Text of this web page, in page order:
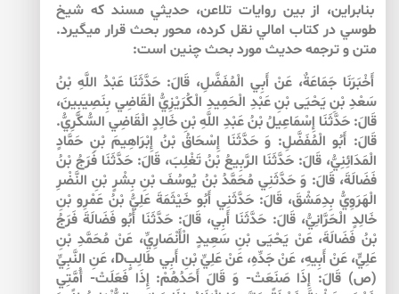
بنابراين، از بين روايات تلاعن، حديثي مسند كه شيخ
طوسي در كتاب امالي نقل كرده، محور بحث قرار مي­گيرد.
متن و ترجمه حديث مورد بحث چنين است:
أَخْبَرَنَا جَمَاعَةٌ، عَنْ أَبِي الْمُفَضَّلِ، قَالَ: حَدَّثَنَا عَبْدُ اللَّهِ بْنُ
سَعْدِ بْنِ يَحْيَى بْنِ عَبْدِ الْحَمِيدِ الْكُرَيْزِيُّ الْقَاضِي بِنَصِيبِينَ،
قَالَ: حَدَّثَنَا إِسْمَاعِيلُ بْنُ عَبْدِ اللَّهِ بْنِ خَالِدٍ الْقَاضِي السُّكَّرِيُّ.
قَالَ: أَبُو الْمُفَضَّلِ: وَ حَدَّثَنَا إِسْحَاقُ بْنُ إِبْرَاهِيمَ بْنِ حَمَّادٍ
الْمَدَائِنِيُّ، قَالَ: حَدَّثَنَا الرَّبِيعُ بْنُ تَغْلِبَ، قَالَ: حَدَّثَنَا فَرَجُ بْنُ
فَضَالَةَ، قَالَ: وَ حَدَّثَنِي مُحَمَّدُ بْنُ يُوسُفَ بْنِ بِشْرٍ بْنِ النَّضْرِ
الْهَرَوِيُّ بِدِمَشْقَ، قَالَ: حَدَّثَنِي أَبُو خَيْثَمَةَ عَلِيُّ بْنُ‏ عَمْرِو بْنِ
خَالِدٍ الْحَرَّانِيُّ، قَالَ: حَدَّثَنَا أَبِي، قَالَ: حَدَّثَنَا أَبُو فَضَالَةَ فَرَجُ
بْنُ فَضَالَةَ، عَنْ يَحْيَى بْنِ سَعِيدٍ الْأَنْصَارِيِّ، عَنْ مُحَمَّدِ بْنِ
عَلِيٍّ، عَنْ أَبِيهِ، عَنْ جَدِّهِ، عَنْ عَلِيِّ بْنِ أَبِي طَالِبٍD، عَنِ النَّبِيِّ
(ص) قَالَ: إِذَا صَنَعَتْ- وَ قَالَ أَحَدُهُمْ: إِذَا فَعَلَتْ- أُمَّتِي